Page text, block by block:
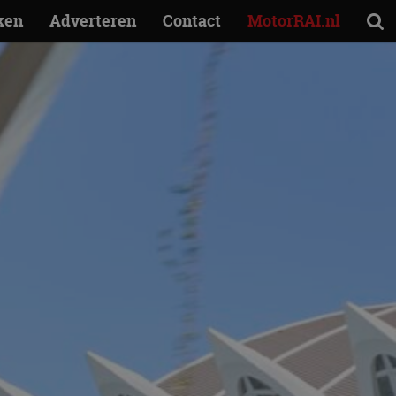
Adverteren Contact MotorRAI.nl